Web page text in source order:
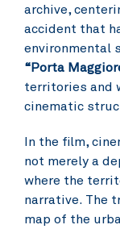
archive,
accident that
environmental
“Porta
territories and
cinematic
In the film,
not merely a
where the
narrative. The
map of the